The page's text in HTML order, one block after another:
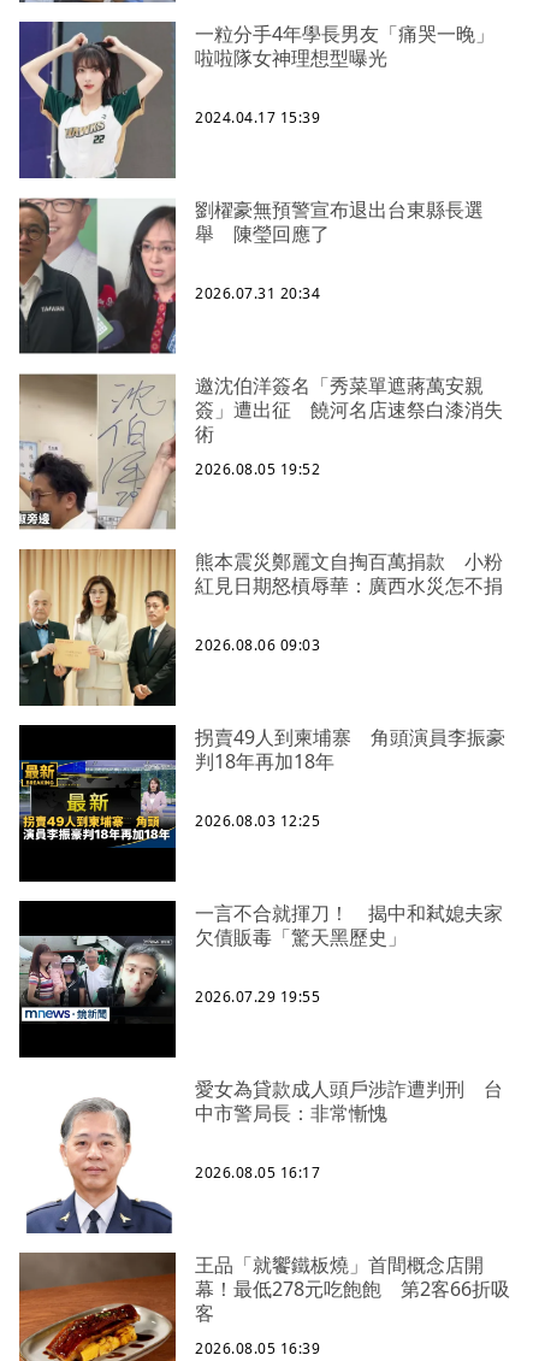
一粒分手4年學長男友「痛哭一晚」
啦啦隊女神理想型曝光
2024.04.17 15:39
劉櫂豪無預警宣布退出台東縣長選
舉 陳瑩回應了
2026.07.31 20:34
邀沈伯洋簽名「秀菜單遮蔣萬安親
簽」遭出征 饒河名店速祭白漆消失
術
2026.08.05 19:52
熊本震災鄭麗文自掏百萬捐款 小粉
紅見日期怒槓辱華：廣西水災怎不捐
2026.08.06 09:03
拐賣49人到柬埔寨 角頭演員李振豪
判18年再加18年
2026.08.03 12:25
一言不合就揮刀！ 揭中和弒媳夫家
欠債販毒「驚天黑歷史」
2026.07.29 19:55
愛女為貸款成人頭戶涉詐遭判刑 台
中市警局長：非常慚愧
2026.08.05 16:17
王品「就饗鐵板燒」首間概念店開
幕！最低278元吃飽飽 第2客66折吸
客
2026.08.05 16:39